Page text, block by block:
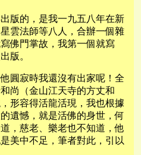
版的，是我一九五八年在新
雲法師等八人，合辦一個雜
佛門掌故，我第一個就寫
版。
圓寂時我還沒有出家呢！全
尚（金山江天寺的方丈和
形容得活龍活現，我也根據
遺憾，就是活佛的身世，何
，慈老、樂老也不知道，他
美中不足，筆者對此，引以